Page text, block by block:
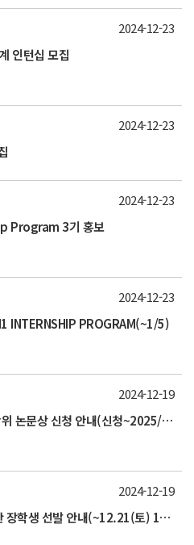
인턴십 모집
2024-12-23
2024-12-23
Program 3기 홍보
2024-12-23
INTERNSHIP PROGRAM(~1/5)
2024-12-23
2024-2학기 우수 박사·석사 학위 논문상 신청 안내(신청~2025/1/17)
2024-12-19
2024학년도 신라문화장학재단 장학생 선발 안내(~12.21(토) 17:00)
2024-12-19